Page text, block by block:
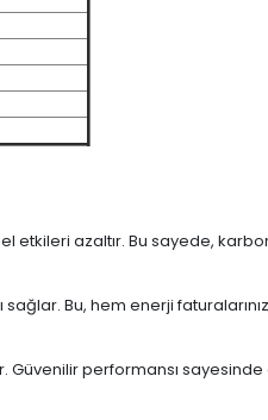
etkileri azaltır. Bu sayede,
Bu, hem enerji
performansı sayesinde